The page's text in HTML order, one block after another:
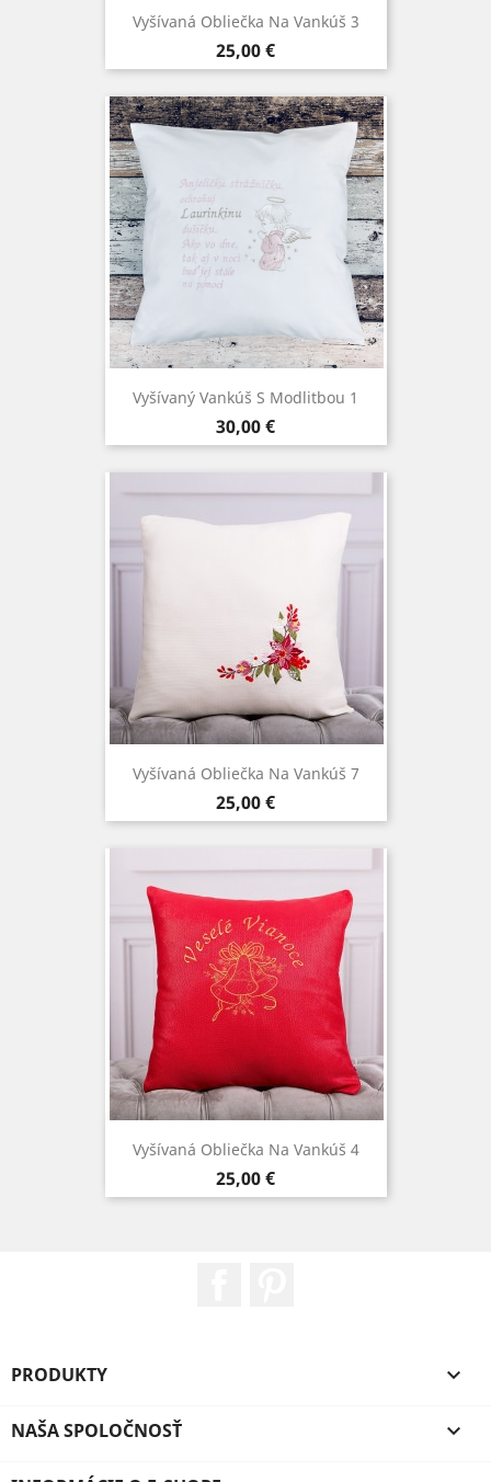
Vyšívaná Obliečka Na Vankúš 3
Cena
25,00 €
Vyšívaný Vankúš S Modlitbou 1
Cena
30,00 €
Vyšívaná Obliečka Na Vankúš 7
Cena
25,00 €
Vyšívaná Obliečka Na Vankúš 4
Cena
25,00 €
PRODUKTY 
NAŠA SPOLOČNOSŤ 